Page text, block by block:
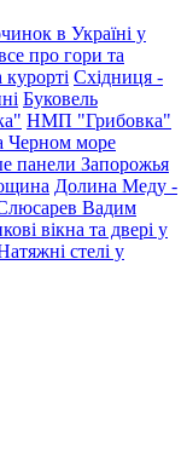
в Україні у
про гори та
Східниця -
Буковель
НМП "Грибовка"
Черном море
панели Запорожья
Долина Меду -
Вадим
вікна та двері у
стелі у